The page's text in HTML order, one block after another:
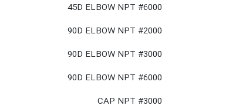
45D ELBOW NPT #6000
90D ELBOW NPT #2000
90D ELBOW NPT #3000
90D ELBOW NPT #6000
CAP NPT #3000